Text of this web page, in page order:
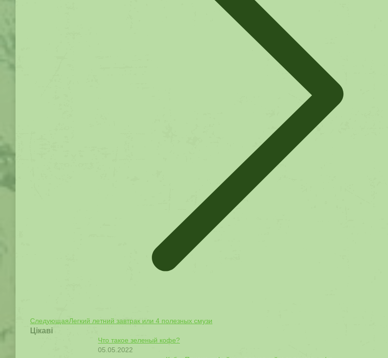
СледующаяСледующая
Легкий летний завтрак или 4 полезных смузи
Цікаві
Что такое зеленый кофе?
05.05.2022